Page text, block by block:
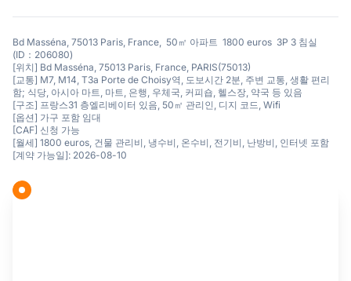
Bd Masséna, 75013 Paris, France, 50㎡ 아파트 1800 euros 3P 3 침실
(ID：206080)
[위치] Bd Masséna, 75013 Paris, France, PARIS(75013)
[교통] M7, M14, T3a Porte de Choisy역, 도보시간 2분, 주변 교통, 생활 편리
함; 식당, 아시아 마트, 마트, 은행, 우체국, 커피숍, 헬스장, 약국 등 있음
[구조] 프랑스31 층엘리베이터 있음, 50㎡ 관리인, 디지 코드, Wifi
[옵션] 가구 포함 임대
[CAF] 신청 가능
[월세] 1800 euros, 건물 관리비, 냉수비, 온수비, 전기비, 난방비, 인터넷 포함
[계약 가능일]: 2026-08-10